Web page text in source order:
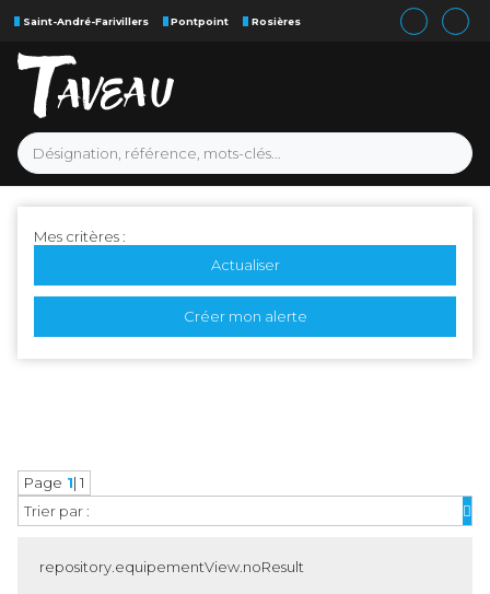
Saint-André-Farivillers Pontpoint Rosières
Mes critères :
Actualiser
Créer mon alerte
Trier par :
Page 1| 1
repository.equipementView.noResult